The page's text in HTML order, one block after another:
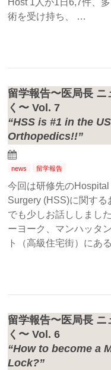
Host 1人が1日6,7件、
術を受け持ち、 …
留学報告〜医局長
く〜 Vol. 7
“HSS is #1 in the
Orthopedics!!”
news 留学報告
今回は研修先のHospital
Surgery (HSS)に関する
でも少しお話ししまし
ーヨーク、マンハッタ
ト（高級住宅街）にあ
留学報告〜医局長
く〜 Vol. 6
“How to become a
Lock?”